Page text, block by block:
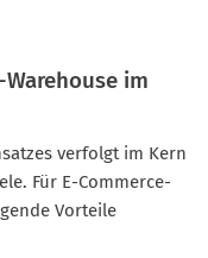
im
verfolgt im Kern
Für E-Commerce-
Vorteile